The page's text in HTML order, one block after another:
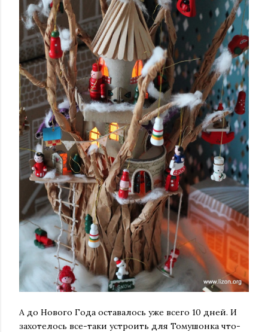
А до Нового Года оставалось уже всего 10 дней. И
захотелось все-таки устроить для Томушонка что-